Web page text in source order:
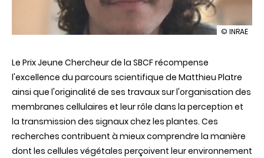
illustration
du
Prix
Jeune
Chercheur
de
SBCF
2026
© INRAE
Le Prix Jeune Chercheur de la SBCF récompense
l'excellence du parcours scientifique de Matthieu Platre
ainsi que l'originalité de ses travaux sur l'organisation des
membranes cellulaires et leur rôle dans la perception et
la transmission des signaux chez les plantes. Ces
recherches contribuent à mieux comprendre la manière
dont les cellules végétales perçoivent leur environnement